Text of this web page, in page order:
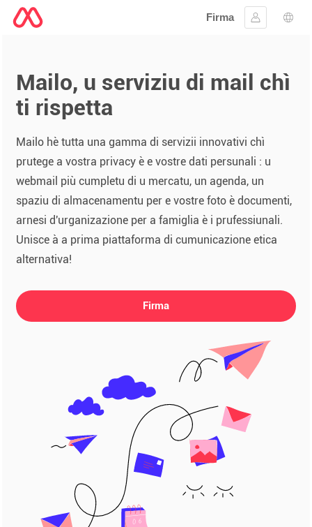
Firma
Firmà lu
Mailo, u serviziu di mail chì
ti rispetta
Mailo hè tutta una gamma di servizii innovativi chì
prutege a vostra privacy è e vostre dati persunali : u
webmail più cumpletu di u mercatu, un agenda, un
spaziu di almacenamentu per e vostre foto è documenti,
arnesi d'urganizazione per a famiglia è i prufessiunali.
Unisce à a prima piattaforma di cumunicazione etica
alternativa!
Firma